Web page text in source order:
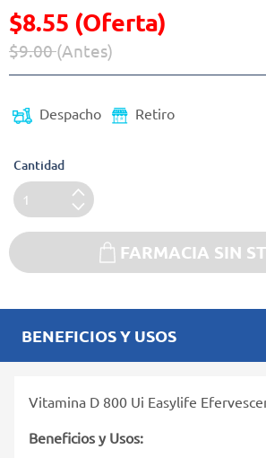
$8.55 (Oferta)
Precio reducido de
$9.00(Antes)
Despacho Retiro
Cantidad
FARMACIA SIN
BENEFICIOS Y USOS
Vitamina D 800 Ui Easylife
Beneficios y Usos: